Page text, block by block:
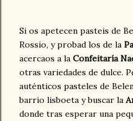
Si os apetecen pasteis de
Rossio, y probad los de la
acercaos a la Confeitaría
otras variedades de dulce.
auténticos pasteles de
barrio lisboeta y buscar la
donde tras esperar una